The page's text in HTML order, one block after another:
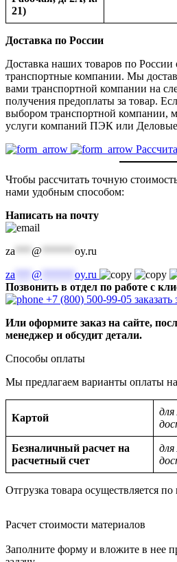
21)
Доставка по России
Доставка наших товаров по России
транспортные компании. Мы
вами транспортной компании на
получения предоплаты за товар.
выбором транспортной компании,
услуги компаний ПЭК или
Чтобы рассчитать точную
нами удобным способом:
Написать на почту
za @
oy.ru
za
@
oy.ru
Позвонить в отдел по работе с
+7 (800) 500-99-05
Или оформите заказ на сайте,
менеджер и обсудит детали.
Способы оплаты
Мы предлагаем варианты оплаты
Картой
Безналичный расчет на
расчетный счет
Отгрузка товара осуществляется по
Расчет стоимости материалов
Заполните форму и вложите в нее